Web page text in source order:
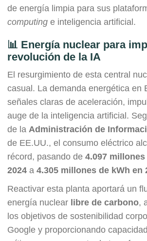
de energía limpia para sus
computing e inteligencia artificial.
📊 Energía nuclear para
revolución de la IA
El resurgimiento de esta central
casual. La demanda energética en
señales claras de aceleración,
auge de la inteligencia artificial.
de la Administración de
de EE.UU., el consumo eléctrico
récord, pasando de 4.097 millones
2024 a 4.305 millones de kWh en
Reactivar esta planta aportará un
energía nuclear libre de carbono,
los objetivos de sostenibilidad
Google y proporcionando